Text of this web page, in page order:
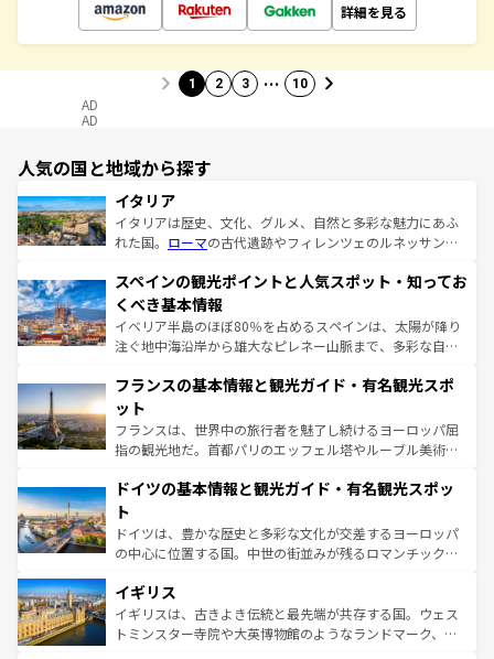
詳細を見る
1 2 3 … 10
AD
AD
人気の国と地域から探す
イタリア
イタリアは歴史、文化、グルメ、自然と多彩な魅力にあふ
れた国。 ローマの古代遺跡やフィレンツェのルネッサンス
ろん、トスカーナの美しい田園風景やアマルフィ海岸の絶
景など、自然景観も見逃せない。観光の合間には、本場の
ピザやパスタなど、絶品のイタリア料理を堪能することも
できる。朝目覚めてから夜眠るまで、すべての瞬間を楽し
なお、新着のイタリア情報はコンテンツ一覧を参照してほ
しい。
スペインの観光ポイントと人気スポット・知ってお
くべき基本情報
イベリア半島のほぼ80％を占めるスペインは、太陽が降り
注ぐ地中海沿岸から雄大なピレネー山脈まで、多彩な自然
文化が根付くこの国では、情熱的なフラメンコ、熱気あふ
れる闘牛、そして美味しいタパスが生活の一部となってい
る。首都マドリードの洗練された雰囲気や、バルセロナの
アートに溢れた街角から、地方では古代ローマ遺跡や中世
せる。地方によって風土や気候が異なるスペインはその個
ンテンツ一覧 を参照してほしい。
フランスの基本情報と観光ガイド・有名観光スポ
ット
フランスは、世界中の旅行者を魅了し続けるヨーロッパ屈
指の観光地だ。首都パリのエッフェル塔やルーブル美術館
で、幅広い魅力が詰まっている。華麗な宮殿、歴史的な大
聖堂、美しいビーチ、そして豊かな自然が、訪れる者を心
から魅了する。また、フランスは美食の国としても知ら
れ、フランス料理はユネスコ無形文化遺産にも登録されて
香り高いラベンダー畑など、多彩な楽しみ方が可能だ。さ
らに、パリ以外の地域にも魅力が溢れており、どの街角に
も豊かな歴史と文化が息づいている。パリ以外の個性あふ
ドイツの基本情報と観光ガイド・有名観光スポッ
ト
ドイツは、豊かな歴史と多彩な文化が交差するヨーロッパ
の中心に位置する国。中世の街並みが残るロマンチック街
顔を持つこの国は、どこを歩いても飽きることがない。ベ
ルリンの文化的活気、バイエルン州のアルプスの絶景、そ
してライン川沿いのワイン畑といった風景は必見。ビール
イギリス
イギリスは、古きよき伝統と最先端が共存する国。ウェス
トミンスター寺院や大英博物館のようなランドマーク、歴